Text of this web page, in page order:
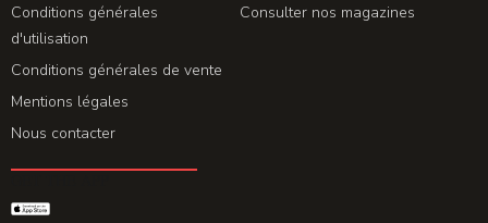
Conditions générales
d'utilisation
Conditions générales de vente
Mentions légales
Nous contacter
Consulter nos magazines